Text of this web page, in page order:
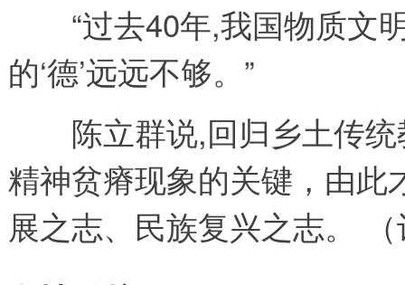
“过去40年,我国物质文明
的‘德’远远不够。”
陈立群说,回归乡土传统
精神贫瘠现象的关键，由
展之志、民族复兴之志。